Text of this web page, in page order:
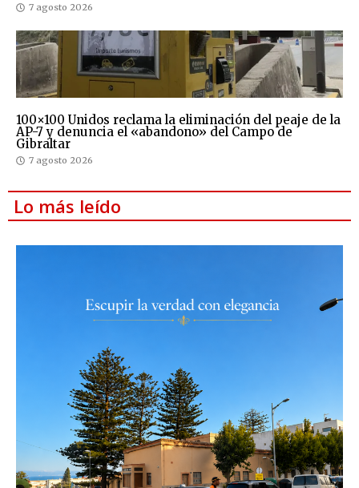
7 agosto 2026
100×100 Unidos reclama la eliminación del peaje de la
AP-7 y denuncia el «abandono» del Campo de
Gibraltar
7 agosto 2026
Lo más leído